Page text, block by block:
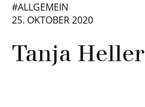
#ALLGEMEIN
25. OKTOBER 2020
Tanja Heller